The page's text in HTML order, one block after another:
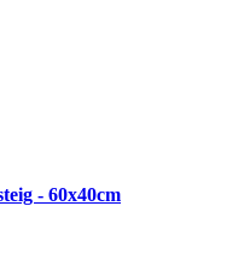
- 60x40cm